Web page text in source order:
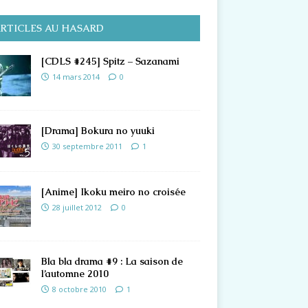
AU HASARD
[CDLS #245] Spitz – Sazanami
14 mars 2014 0
[Drama] Bokura no yuuki
30 septembre 2011 1
[Anime] Ikoku meiro no croisée
28 juillet 2012 0
Bla bla drama #9 : La saison de
l’automne 2010
8 octobre 2010 1